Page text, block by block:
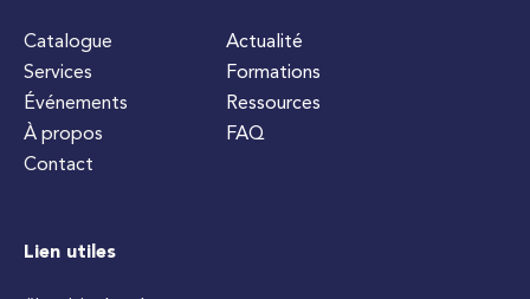
Catalogue
Services
Événements
À propos
Contact
Actualité
Formations
Ressources
FAQ
Lien utiles